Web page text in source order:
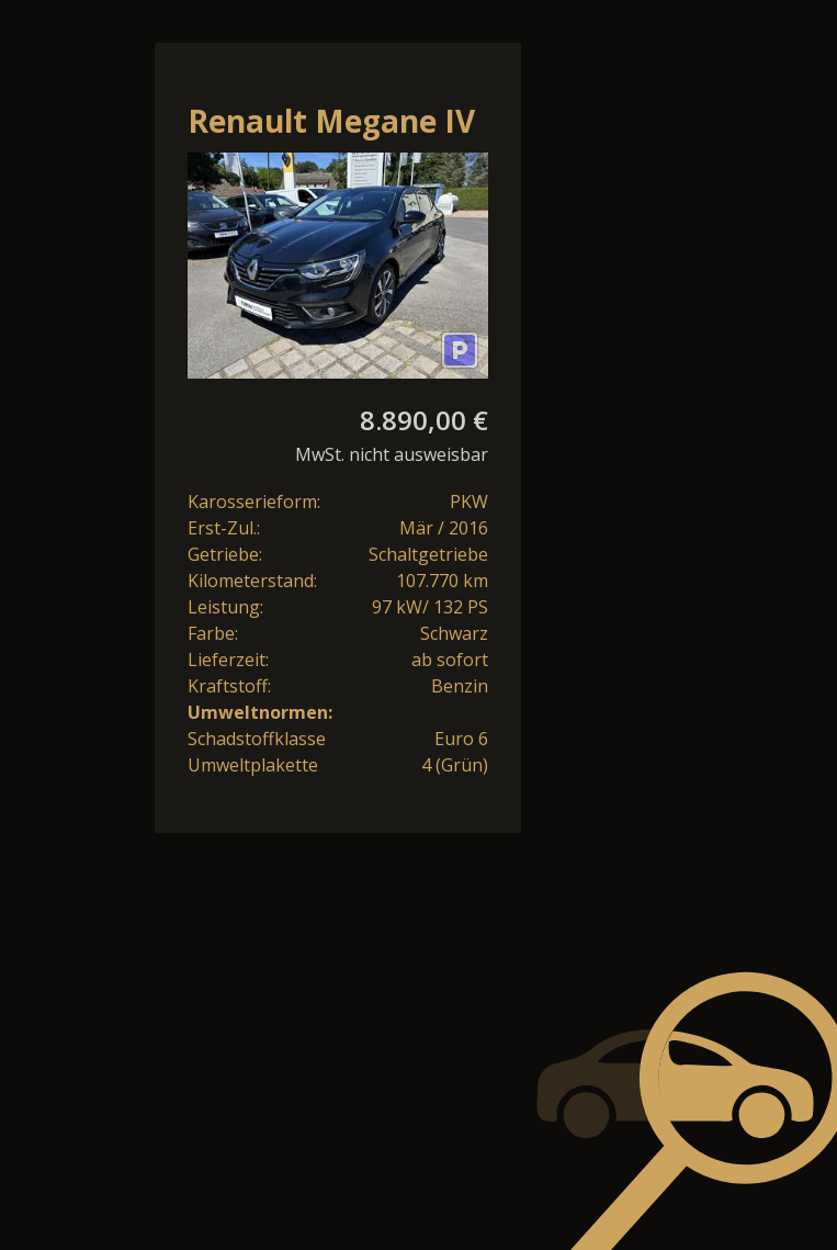
Renault Megane IV
1.2 TCe 130 BOSE-
Edition
8.890,00 €
MwSt. nicht ausweisbar
Karosserieform:
PKW
Erst-Zul.:
Mär / 2016
Getriebe:
Schaltgetriebe
Kilometerstand:
107.770 km
Leistung:
97 kW/ 132 PS
Farbe:
Schwarz
Lieferzeit:
ab sofort
Kraftstoff:
Benzin
Umweltnormen:
Schadstoffklasse
Euro 6
Umweltplakette
4 (Grün)